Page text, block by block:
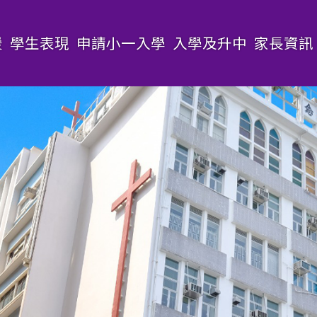
學生表現 申請小一入學 入學及升中 家長資訊